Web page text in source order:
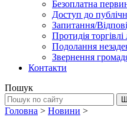
Безоплатна
Доступ до
Запитання/
Протидія
Подолання
Звернення
Контакти
Пошук
Головна > Новини >